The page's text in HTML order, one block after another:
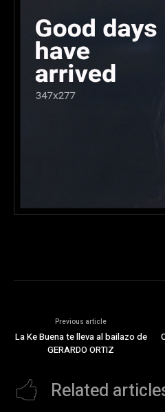
Previous article
La Ke Buena te lleva al bailazo de
GERARDO ORTIZ
Related